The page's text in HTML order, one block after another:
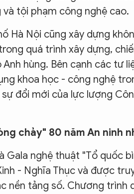
tội phạm công nghệ cao.
Hà Nội cũng xây dựng
quá trình xây dựng,
hùng. Bên cạnh các tư
khoa học - công nghệ
đổi mới của lực lượng
chảy" 80 năm An ninh
Gala nghệ thuật "Tổ quốc
- Nghĩa Thục và được
nền tảng số. Chương trình